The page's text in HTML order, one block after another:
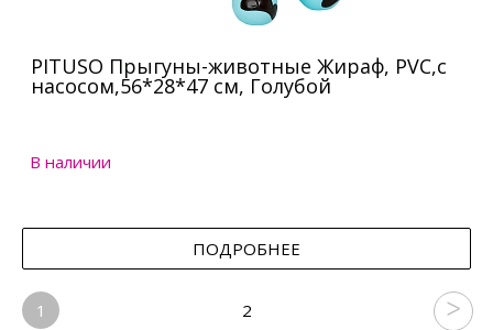
PITUSO Прыгуны-животные Жираф, PVC,с
насосом,56*28*47 см, Голубой
В наличии
ПОДРОБНЕЕ
1 2